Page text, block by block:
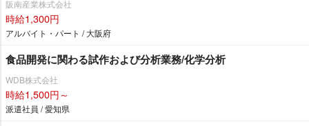
阪南産業株式会社
時給1,300円
アルバイト・パート / 大阪府
食品開発に関わる試作および分析業務/化学分析
WDB株式会社
時給1,500円～
派遣社員 / 愛知県